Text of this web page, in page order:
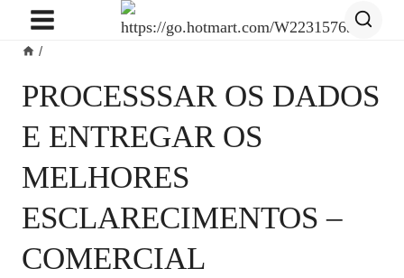
Pular
Conteúdo
/
PROCESSSAR OS DADOS
E ENTREGAR OS
MELHORES
ESCLARECIMENTOS –
COMERCIAL